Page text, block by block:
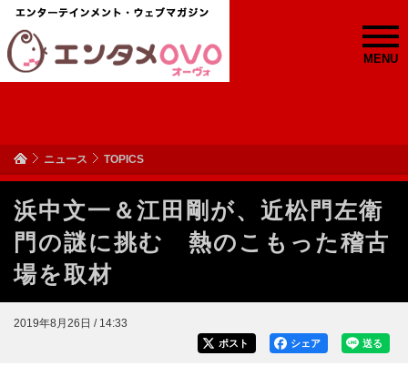
MENU
ニュース TOPICS
浜中文一＆江田剛が、近松門左衛
門の謎に挑む 熱のこもった稽古
場を取材
2019年8月26日 / 14:33
送る
シェア
ポスト